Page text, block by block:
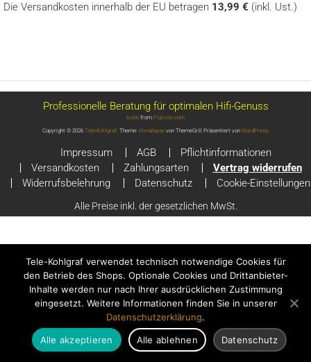
Die Versandkosten innerhalb der EU betragen 13,99 € (inkl. Ust.)
Professionelle Beratung für optimalen Hifi-Genuss
Icons from Flaticon.com
Copyright © 2026 Tele-Kohlgraf. Theme: Himalayasvon ThemeGrill Präsentiert von WordPress.
Impressum AGB
Pflichtinformationen
Versandkosten
Zahlungsarten
Vertrag widerrufen
Widerrufsbelehrung
Datenschutz Cookie-Einstellungen
Alle Preise inkl. der gesetzlichen MwSt.
Tele-Kohlgraf verwendet technisch notwendige Cookies für
den Betrieb des Shops. Optionale Cookies und Drittanbieter-
Inhalte werden nur nach Ihrer ausdrücklichen Zustimmung
eingesetzt. Weitere Informationen finden Sie in unserer
Datenschutzerklärung.
Alle akzeptieren Alle ablehnen Datenschutz